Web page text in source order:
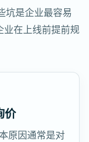
坑是企业最容易
业在上线前提前规
价
原因通常是对